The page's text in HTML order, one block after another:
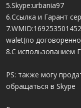
5.Skype:urbania97
6.Ссылка и Гарант
walet(по
8.С использованием
PS: также могу
обращаться в Skype